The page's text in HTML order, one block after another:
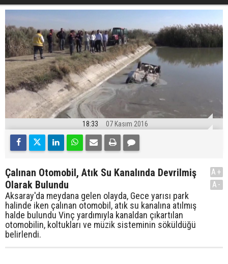
18:33 07 Kasım 2016
Çalınan Otomobil, Atık Su Kanalında Devrilmiş
Olarak Bulundu
Aksaray'da meydana gelen olayda, Gece yarısı park
halinde iken çalınan otomobil, atık su kanalına atılmış
halde bulundu Vinç yardımıyla kanaldan çıkartılan
otomobilin, koltukları ve müzik sisteminin söküldüğü
belirlendi.
A+
A-